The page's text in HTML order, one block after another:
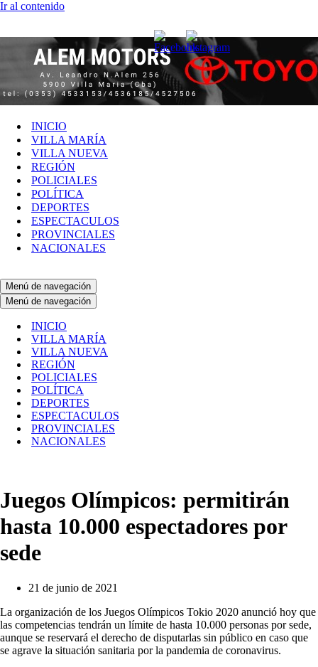
Ir al contenido
INICIO
VILLA MARÍA
VILLA NUEVA
REGIÓN
POLICIALES
POLÍTICA
DEPORTES
ESPECTACULOS
PROVINCIALES
NACIONALES
Menú de navegación
Menú de navegación
INICIO
VILLA MARÍA
VILLA NUEVA
REGIÓN
POLICIALES
POLÍTICA
DEPORTES
ESPECTACULOS
PROVINCIALES
NACIONALES
Juegos Olímpicos: permitirán
hasta 10.000 espectadores por
sede
21 de junio de 2021
La organización de los Juegos Olímpicos Tokio 2020 anunció hoy que
las competencias tendrán un límite de hasta 10.000 personas por sede,
aunque se reservará el derecho de disputarlas sin público en caso que
se agrave la situación sanitaria por la pandemia de coronavirus.